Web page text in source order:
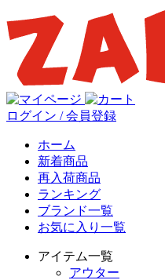
ログイン / 会員登録
ホーム
新着商品
再入荷商品
ランキング
ブランド一覧
お気に入り一覧
アイテム一覧
アウター